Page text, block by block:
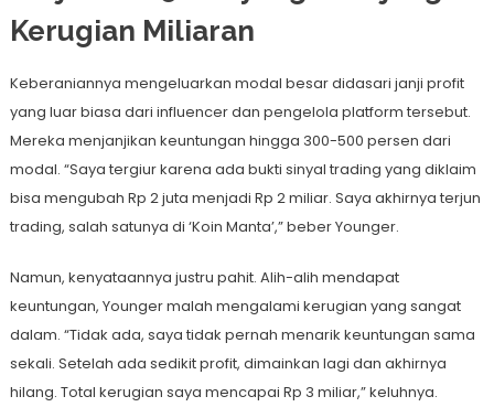
Kerugian Miliaran
Keberaniannya mengeluarkan modal besar didasari janji profit
yang luar biasa dari influencer dan pengelola platform tersebut.
Mereka menjanjikan keuntungan hingga 300-500 persen dari
modal. “Saya tergiur karena ada bukti sinyal trading yang diklaim
bisa mengubah Rp 2 juta menjadi Rp 2 miliar. Saya akhirnya terjun
trading, salah satunya di ‘Koin Manta’,” beber Younger.
Namun, kenyataannya justru pahit. Alih-alih mendapat
keuntungan, Younger malah mengalami kerugian yang sangat
dalam. “Tidak ada, saya tidak pernah menarik keuntungan sama
sekali. Setelah ada sedikit profit, dimainkan lagi dan akhirnya
hilang. Total kerugian saya mencapai Rp 3 miliar,” keluhnya.